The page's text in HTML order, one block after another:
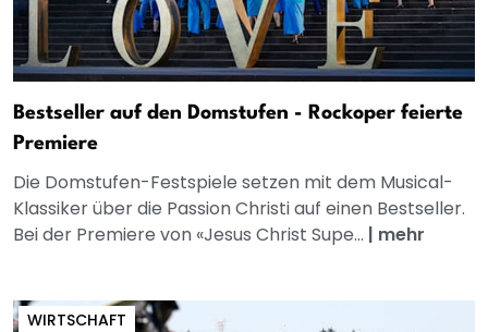
Bestseller auf den Domstufen - Rockoper feierte
Premiere
Die Domstufen-Festspiele setzen mit dem Musical-
Klassiker über die Passion Christi auf einen Bestseller.
Bei der Premiere von «Jesus Christ Supe... | mehr
WIRTSCHAFT